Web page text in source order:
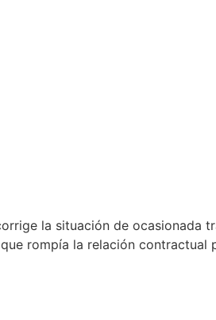
la situación de ocasionada
rompía la relación contractual